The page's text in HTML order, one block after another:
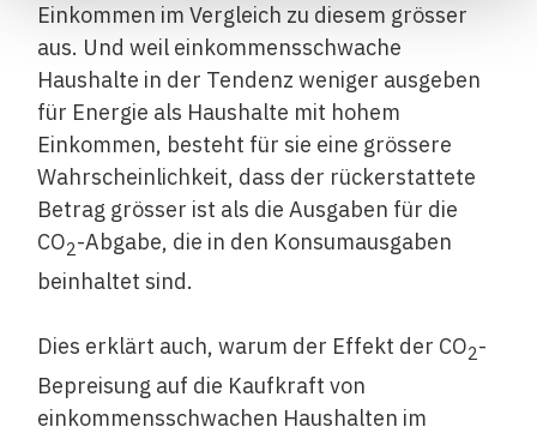
Einkommen im Vergleich zu diesem grösser
aus. Und weil einkommensschwache
Haushalte in der Tendenz weniger ausgeben
für Energie als Haushalte mit hohem
Einkommen, besteht für sie eine grössere
Wahrscheinlichkeit, dass der rückerstattete
Betrag grösser ist als die Ausgaben für die
CO2-Abgabe, die in den Konsumausgaben
beinhaltet sind.
Dies erklärt auch, warum der Effekt der CO2-
Bepreisung auf die Kaufkraft von
einkommensschwachen Haushalten im